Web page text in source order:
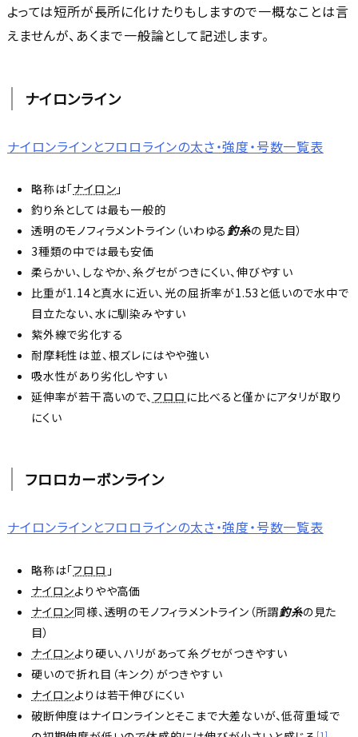
よっては短所が長所に化けたりもしますので一概なことは言
えませんが、あくまで一般論として記述します。
ナイロンライン
ナイロンラインとフロロラインの太さ・強度・号数一覧表
略称は「ナイロン 」
釣り糸としては最も一般的
透明のモノフィラメントライン（いわゆる釣糸の見た目）
3種類の中では最も安価
柔らかい、しなやか、糸グセがつきにくい、伸びやすい
比重が1.14と真水に近い、光の屈折率が1.53と低いので水中で
目立たない、水に馴染みやすい
紫外線で劣化する
耐摩耗性は並、根ズレにはやや強い
吸水性があり劣化しやすい
延伸率が若干高いので、 フロロ に比べると僅かにアタリが取り
にくい
フロロカーボンライン
ナイロンラインとフロロラインの太さ・強度・号数一覧表
略称は「フロロ 」
ナイロンよりやや高価
ナイロン同様、透明のモノフィラメントライン（所謂釣糸の見た
目）
ナイロンより硬い、ハリがあって糸グセがつきやすい
硬いので折れ目（キンク）がつきやすい
ナイロンよりは若干伸びにくい
破断伸度はナイロンラインとそこまで大差ないが、低荷重域で